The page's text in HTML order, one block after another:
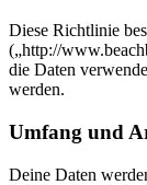
Diese Richtlinie
(„http://
die Daten
werden.
Umfang und
Deine Daten